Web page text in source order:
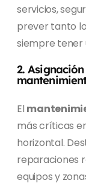
servicios,
prever tanto
siempre tener
2.
El
más críticas
horizontal.
reparaciones
equipos y